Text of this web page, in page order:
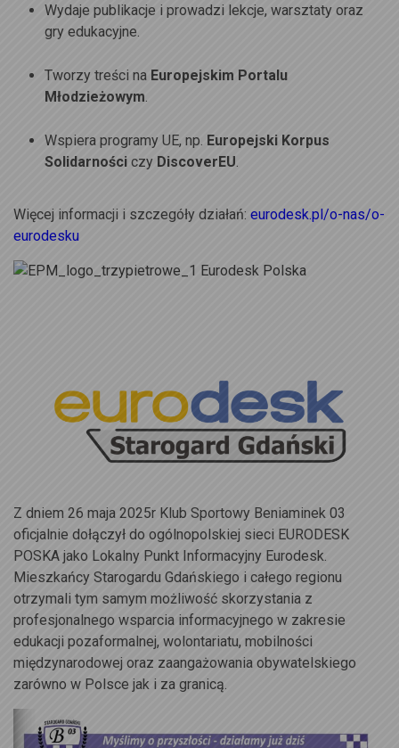
Wydaje publikacje i prowadzi lekcje, warsztaty oraz
gry edukacyjne.
Tworzy treści na Europejskim Portalu
Młodzieżowym
Wspiera programy UE, np. Europejski Korpus
Solidarności czy DiscoverEU
Więcej informacji i szczegóły działań: eurodesk.pl/o-nas/o-
eurodesku
Z dniem 26 maja 2025r Klub Sportowy Beniaminek 03
oficjalnie dołączył do ogólnopolskiej sieci EURODESK
POSKA jako Lokalny Punkt Informacyjny Eurodesk.
Mieszkańcy Starogardu Gdańskiego i całego regionu
otrzymali tym samym możliwość skorzystania z
profesjonalnego wsparcia informacyjnego w zakresie
edukacji pozaformalnej, wolontariatu, mobilności
międzynarodowej oraz zaangażowania obywatelskiego
zarówno w Polsce jak i za granicą.